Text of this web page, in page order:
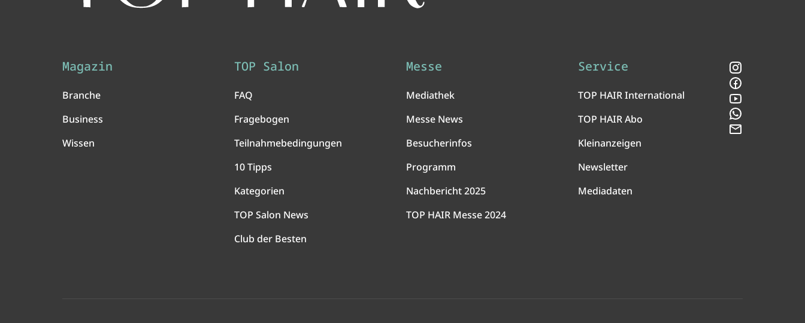
Magazin
Branche
Business
Wissen
TOP Salon
FAQ
Fragebogen
Teilnahmebedingungen
10 Tipps
Kategorien
TOP Salon News
Club der Besten
Messe
Mediathek
Messe News
Besucherinfos
Programm
Nachbericht 2025
TOP HAIR Messe 2024
Service
TOP HAIR International
TOP HAIR Abo
Kleinanzeigen
Newsletter
Mediadaten